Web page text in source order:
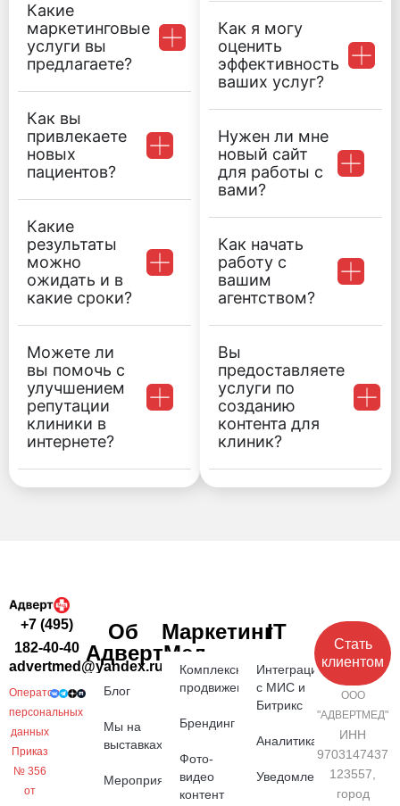
Какие
маркетинговые
услуги вы
предлагаете?
Как вы
привлекаете
новых
пациентов?
Какие
результаты
можно
ожидать и в
какие сроки?
Можете ли
вы помочь с
улучшением
репутации
клиники в
интернете?
Как я могу
оценить
эффективность
ваших услуг?
Нужен ли мне
новый сайт
для работы с
вами?
Как начать
работу с
вашим
агентством?
Вы
предоставляете
услуги по
созданию
контента для
клиник?
+7 (495)
182-40-40
advertmed@yandex.ru
Оператор
персональных
данных
Приказ
№ 356
от
Об
АдвертМед
Блог
Мы на
выставках
Мероприятия
Маркетинг
Комплексное
продвижение
Брендинг
Фото-
видео
контент
IT
Интеграция
с МИС и
Битрикс
Аналитика
Уведомления
Стать
клиентом
ООО
"АДВЕРТМЕД"
ИНН
9703147437
123557,
город